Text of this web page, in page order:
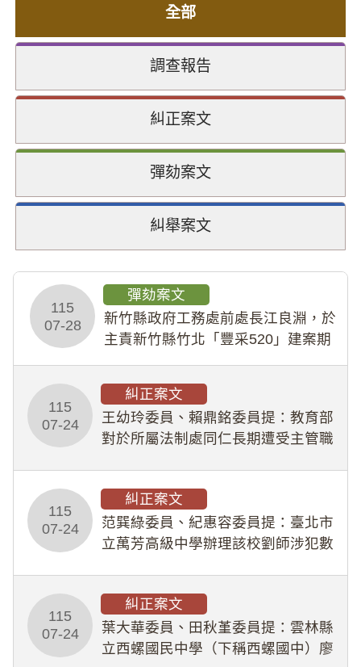
全部
調查報告
糾正案文
彈劾案文
糾舉案文
115
07-28
彈劾案文
新竹縣政府工務處前處長江良淵，於
主責新竹縣竹北「豐采520」建案期
幣1,483萬餘元，並長期收受建商餽
贈；復罔顧公共安全，圖利默許建商
於停工期間
115
07-24
糾正案文
王幼玲委員、賴鼎銘委員提：教育部
對於所屬法制處同仁長期遭受主管職
人員保障法」及「職業安全衛生法」
所定維護公務人員
115
07-24
糾正案文
范巽綠委員、紀惠容委員提：臺北市
立萬芳高級中學辦理該校劉師涉犯數
業把關與糾錯功能，不僅首份調查報
告漏未審酌師生不
115
07-24
糾正案文
葉大華委員、田秋堇委員提：雲林縣
立西螺國民中學（下稱西螺國中）廖